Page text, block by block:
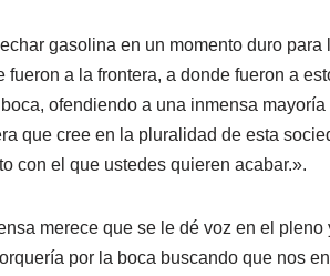
gasolina en un momento duro para
a la frontera, a donde fueron a
ofendiendo a una inmensa
que cree en la pluralidad de esta
con el que ustedes quieren acabar.».
merece que se le dé voz en el
por la boca buscando que nos